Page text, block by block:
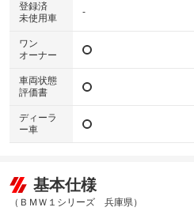
登録済
未使用車
-
ワン
オーナー
車両状態
評価書
ディーラ
ー車
基本仕様
（ＢＭＷ１シリーズ 兵庫県）